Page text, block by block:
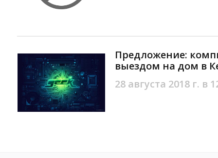
Предложение:
выездом на дом в
28 августа 2018 г. в